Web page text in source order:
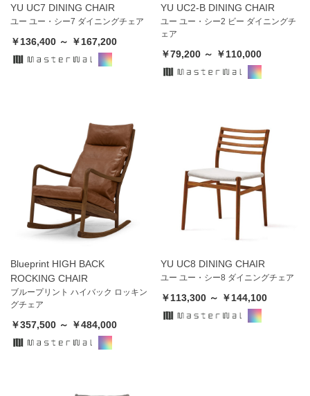
YU UC7 DINING CHAIR
ユー ユー・シー7 ダイニングチェア
￥136,400 ～ ￥167,200
YU UC2-B DINING CHAIR
ユー ユー・シー2 ビー ダイニングチ
ェア
￥79,200 ～ ￥110,000
Blueprint HIGH BACK
ROCKING CHAIR
ブループリント ハイバック ロッキン
グチェア
￥357,500 ～ ￥484,000
YU UC8 DINING CHAIR
ユー ユー・シー8 ダイニングチェア
￥113,300 ～ ￥144,100